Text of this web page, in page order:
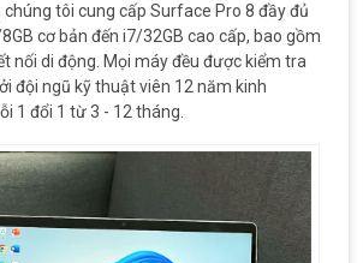
chúng tôi cung cấp Surface Pro 8 đầy đủ
cơ bản đến i7/32GB cao cấp, bao gồm
nối di động. Mọi máy đều được kiểm tra
đội ngũ kỹ thuật viên 12 năm kinh
1 đổi 1 từ 3 - 12 tháng.